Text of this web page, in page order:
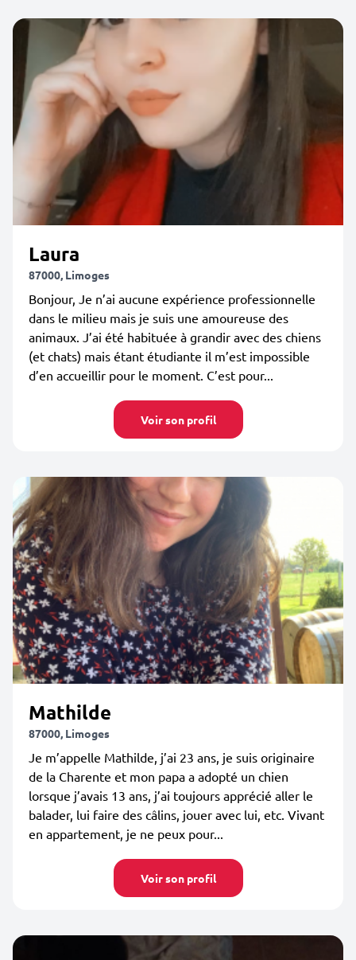
Laura
87000, Limoges
Bonjour, Je n’ai aucune expérience professionnelle
dans le milieu mais je suis une amoureuse des
animaux. J’ai été habituée à grandir avec des chiens
(et chats) mais étant étudiante il m’est impossible
d’en accueillir pour le moment. C’est pour...
Voir son profil
Mathilde
87000, Limoges
Je m’appelle Mathilde, j’ai 23 ans, je suis originaire
de la Charente et mon papa a adopté un chien
lorsque j’avais 13 ans, j’ai toujours apprécié aller le
balader, lui faire des câlins, jouer avec lui, etc. Vivant
en appartement, je ne peux pour...
Voir son profil